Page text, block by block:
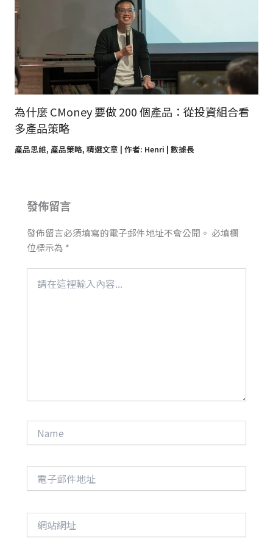
為什麼 CMoney 要做 200 個產品：從投資組合看
多產品策略
產品思維, 產品策略, 精選文章 | 作者: Henri | 數據長
發佈留言
發佈留言必須填寫的電子郵件地址不會公開。 必填欄
位標示為 *